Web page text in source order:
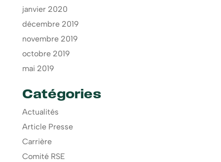
janvier 2020
décembre 2019
novembre 2019
octobre 2019
mai 2019
Catégories
Actualités
Article Presse
Carrière
Comité RSE